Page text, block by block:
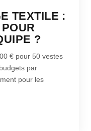
TEXTILE :
?
€ pour 50 vestes
par
pour les